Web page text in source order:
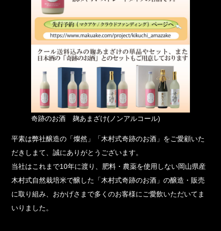
奇跡のお酒 麹あまざけ(ノンアルコール)
平素は弊社醸造の「燦然」「木村式奇跡のお酒」をご愛顧いた
だきしまて、誠にありがとうございます。
当社はこれまで10年に渡り、肥料・農薬を使用しない岡山県産
木村式自然栽培米で醸した「木村式奇跡のお酒」の醸造・販売
に取り組み、おかげさまで多くのお客様にご愛飲いただいてま
いりました。